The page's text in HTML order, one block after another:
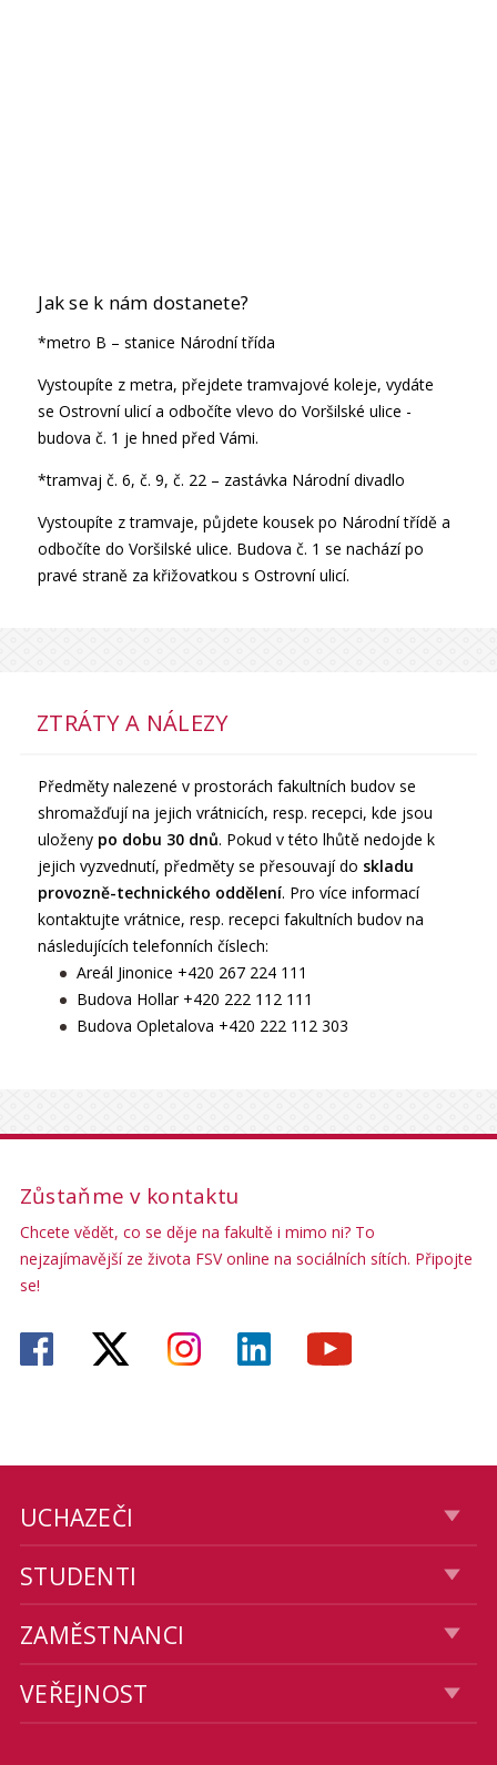
Jak se k nám dostanete?
*metro B – stanice Národní třída
Vystoupíte z metra, přejdete tramvajové koleje, vydáte
se Ostrovní ulicí a odbočíte vlevo do Voršilské ulice -
budova č. 1 je hned před Vámi.
*tramvaj č. 6, č. 9, č. 22 – zastávka Národní divadlo
Vystoupíte z tramvaje, půjdete kousek po Národní třídě a
odbočíte do Voršilské ulice. Budova č. 1 se nachází po
pravé straně za křižovatkou s Ostrovní ulicí.
ZTRÁTY A NÁLEZY
Předměty nalezené v prostorách fakultních budov se
shromažďují na jejich vrátnicích, resp. recepci, kde jsou
uloženy po dobu 30 dnů. Pokud v této lhůtě nedojde k
jejich vyzvednutí, předměty se přesouvají do skladu
provozně-technického oddělení. Pro více informací
kontaktujte vrátnice, resp. recepci fakultních budov na
následujících telefonních číslech:
Areál Jinonice +420 267 224 111
Budova Hollar +420 222 112 111
Budova Opletalova +420 222 112 303
Zůstaňme v kontaktu
Chcete vědět, co se děje na fakultě i mimo ni? To
nejzajímavější ze života FSV online na sociálních sítích. Připojte
se!
UCHAZEČI
STUDENTI
ZAMĚSTNANCI
VEŘEJNOST